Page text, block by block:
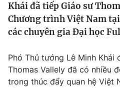
Thế giới
Tin tức
Câu chuyện quốc tế
Tài chính
Thị trường
Dữ liệu và đời sống
Khái đã tiếp Giáo sư
Chương trình Việt Nam
các chuyên gia Đại học
Phó Thủ tướng Lê Minh Khái
Thomas Vallely đã có nhiều
trong thúc đẩy quan hệ Việt